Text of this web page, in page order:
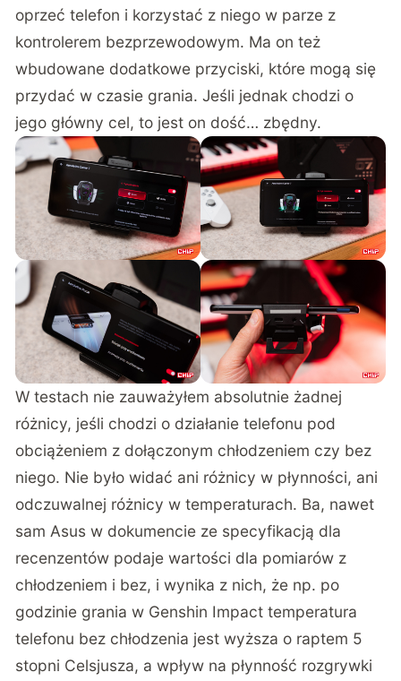
oprzeć telefon i korzystać z niego w parze z
kontrolerem bezprzewodowym. Ma on też
wbudowane dodatkowe przyciski, które mogą się
przydać w czasie grania. Jeśli jednak chodzi o
jego główny cel, to jest on dość… zbędny.
W testach nie zauważyłem absolutnie żadnej
różnicy, jeśli chodzi o działanie telefonu pod
obciążeniem z dołączonym chłodzeniem czy bez
niego. Nie było widać ani różnicy w płynności, ani
odczuwalnej różnicy w temperaturach. Ba, nawet
sam Asus w dokumencie ze specyfikacją dla
recenzentów podaje wartości dla pomiarów z
chłodzeniem i bez, i wynika z nich, że np. po
godzinie grania w Genshin Impact temperatura
telefonu bez chłodzenia jest wyższa o raptem 5
stopni Celsjusza, a wpływ na płynność rozgrywki